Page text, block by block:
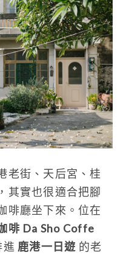
老街、天后宮、桂
其實也很適合把腳
啡廳坐下來。位在
啡 Da Sho Coffe
進 鹿港一日遊 的老